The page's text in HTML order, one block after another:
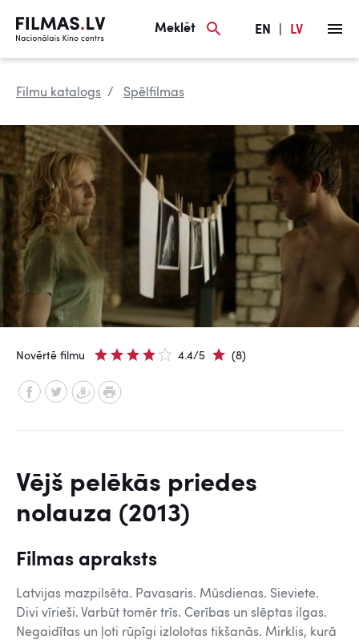
Meklēt EN LV
Filmu katalogs Spēlfilmas
Novērtē filmu 4.4/5 (8)
Vējš pelēkās priedes
nolauza (2013)
Filmas apraksts
Latvijas mazpilsēta. Pavasaris. Mūsdienas. Sieviete.
Divi vīrieši. Varbūt tomēr trīs. Cerības un slēptas ilgas.
Negaidītas un ļoti rūpīgi izlolotas tikšanās. Mirklis, kurā